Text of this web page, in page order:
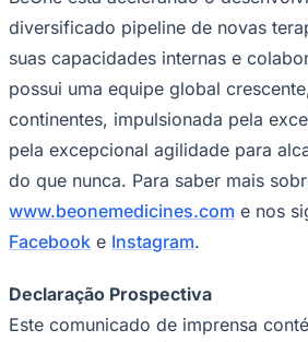
diversificado pipeline de novas
suas capacidades internas e
possui uma equipe global
continentes, impulsionada pela
pela excepcional agilidade para
do que nunca. Para saber mais
www.beonemedicines.com e nos
Facebook e Instagram.
Declaração Prospectiva
Este comunicado de imprensa